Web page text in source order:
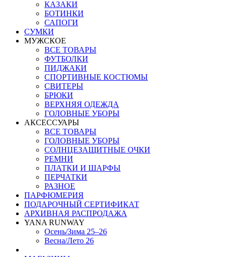
КАЗАКИ
БОТИНКИ
САПОГИ
СУМКИ
МУЖСКОЕ
ВСЕ ТОВАРЫ
ФУТБОЛКИ
ПИДЖАКИ
СПОРТИВНЫЕ КОСТЮМЫ
СВИТЕРЫ
БРЮКИ
ВЕРХНЯЯ ОДЕЖДА
ГОЛОВНЫЕ УБОРЫ
АКСЕССУАРЫ
ВСЕ ТОВАРЫ
ГОЛОВНЫЕ УБОРЫ
СОЛНЦЕЗАЩИТНЫЕ ОЧКИ
РЕМНИ
ПЛАТКИ И ШАРФЫ
ПЕРЧАТКИ
РАЗНОЕ
ПАРФЮМЕРИЯ
ПОДАРОЧНЫЙ СЕРТИФИКАТ
АРХИВНАЯ РАСПРОДАЖА
YANA RUNWAY
Осень/Зима 25–26
Весна/Лето 26